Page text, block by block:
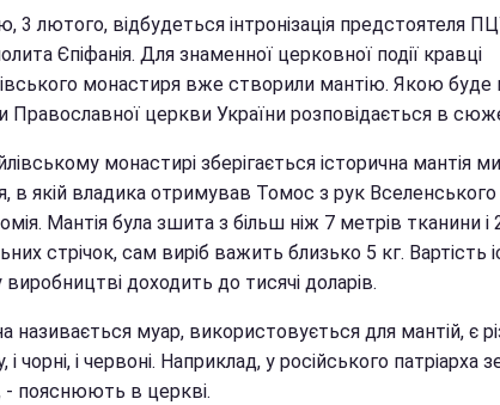
3 лютого, відбудеться інтронізація предстоятеля
Єпіфанія. Для знаменної церковної події кравці
монастиря вже створили мантію. Якою буде
Православної церкви України розповідається в
монастирі зберігається історична мантія
в якій владика отримував Томос з рук Вселенського
Мантія була зшита з більш ніж 7 метрів тканини і
стрічок, сам виріб важить близько 5 кг. Вартість
виробництві доходить до тисячі доларів.
називається муар, використовується для мантій, є
і чорні, і червоні. Наприклад, у російського патріарха
- пояснюють в церкві.